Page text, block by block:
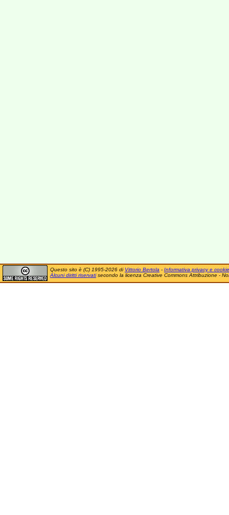
Questo sito è (C) 1995-2026 di Vittorio Bertola - Informativa privacy e cookie
Alcuni diritti riservatisecondo la licenza Creative Commons Attribuzione -